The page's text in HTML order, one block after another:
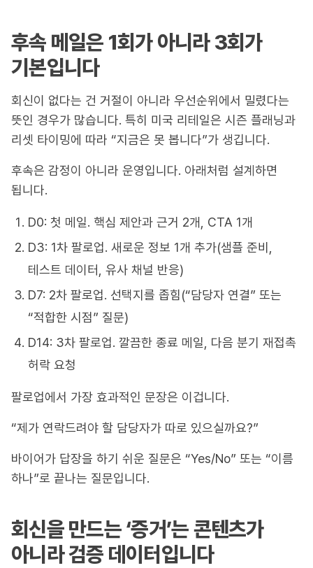
후속 메일은 1회가 아니라 3회가
기본입니다
회신이 없다는 건 거절이 아니라 우선순위에서 밀렸다는
뜻인 경우가 많습니다. 특히 미국 리테일은 시즌 플래닝과
리셋 타이밍에 따라 “지금은 못 봅니다”가 생깁니다.
후속은 감정이 아니라 운영입니다. 아래처럼 설계하면
됩니다.
D0: 첫 메일. 핵심 제안과 근거 2개, CTA 1개
D3: 1차 팔로업. 새로운 정보 1개 추가(샘플 준비,
테스트 데이터, 유사 채널 반응)
D7: 2차 팔로업. 선택지를 좁힘(“담당자 연결” 또는
“적합한 시점” 질문)
D14: 3차 팔로업. 깔끔한 종료 메일, 다음 분기 재접촉
허락 요청
팔로업에서 가장 효과적인 문장은 이겁니다.
“제가 연락드려야 할 담당자가 따로 있으실까요?”
바이어가 답장을 하기 쉬운 질문은 “Yes/No” 또는 “이름
하나”로 끝나는 질문입니다.
회신을 만드는 ‘증거’는 콘텐츠가
아니라 검증 데이터입니다